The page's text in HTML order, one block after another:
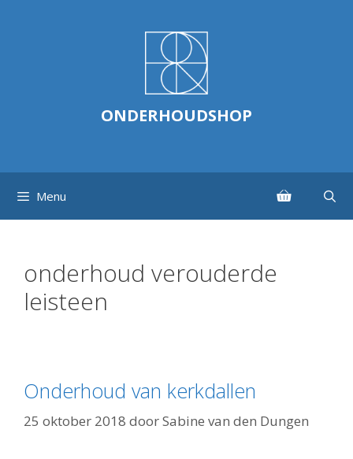
ONDERHOUDSHOP
Menu
onderhoud verouderde
leisteen
Onderhoud van kerkdallen
25 oktober 2018 doorSabine van den Dungen